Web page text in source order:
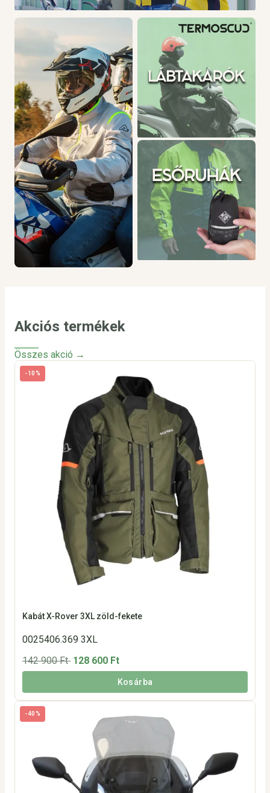
Akciós termékek
Összes akció →
-10%
Kabát X-Rover 3XL zöld-fekete
0025406.369 3XL
142 900 Ft 128 600 Ft
Kosárba
-40%